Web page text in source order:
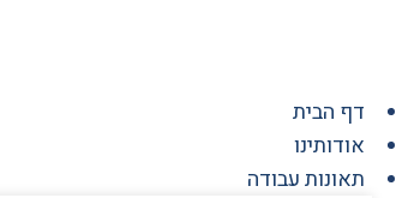
דף הבית
אודותינו
תאונות עבודה